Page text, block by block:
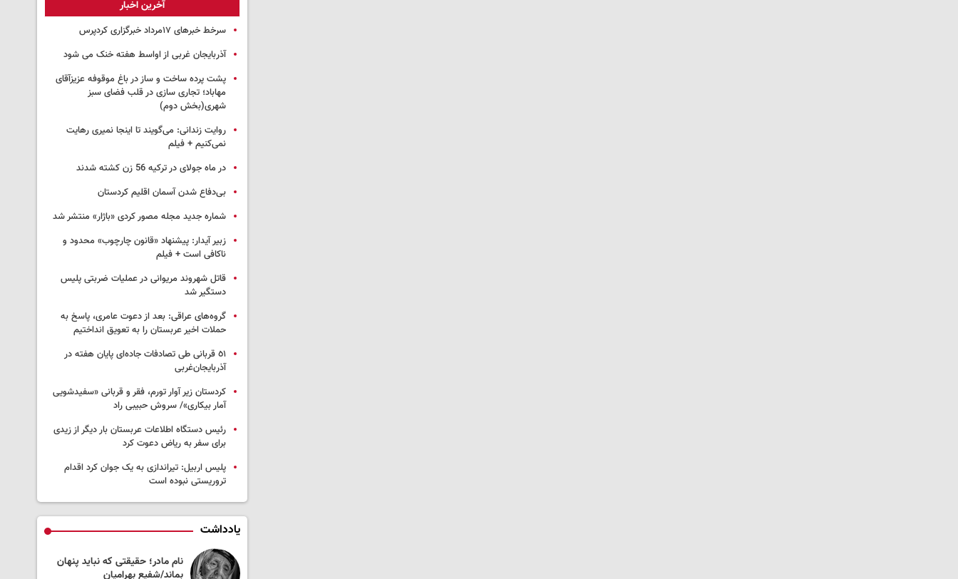
آخرین اخبار
سرخط خبرهای ۱۷مرداد خبرگزاری کردپرس
آذربایجان غربی از اواسط هفته خنک می شود
پشت پرده ساخت و ساز در باغ موقوفه عزیزآقای
مهاباد؛ تجاری سازی در قلب فضای سبز
شهری(بخش دوم)
روایت زندانی: می‌گویند تا اینجا نمیری رهایت
نمی‌کنیم + فیلم
در ماه جولای در ترکیه 56 زن کشته شدند
بی‌دفاع شدن آسمان اقلیم کردستان
شماره جدید مجله مصور کردی «باژار» منتشر شد
زبیر آیدار: پیشنهاد «قانون چارچوب» محدود و
ناکافی است + فیلم
قاتل شهروند مریوانی در عملیات ضربتی پلیس
دستگیر شد
گروه‌های عراقی: بعد از دعوت عامری، پاسخ به
حملات اخیر عربستان را به تعویق انداختیم
٥١ قربانی طی تصادفات جاده‌ای پایان هفته در
آذربایجان‌غربی
کردستان زیر آوار تورم، فقر و قربانی «سفیدشویی
آمار بیکاری»/ سروش حبیبی راد
رئیس دستگاه اطلاعات عربستان بار دیگر از زیدی
برای سفر به ریاض دعوت کرد
پلیس اربیل: تیراندازی به یک جوان کرد اقدام
تروریستی نبوده است
یادداشت
نام مادر؛ حقیقتی که نباید پنهان
بماند/شفیع بهرامیان